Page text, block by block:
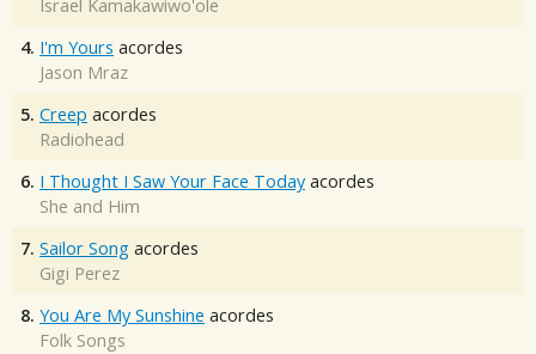
Israel Kamakawiwo'ole
4. I'm Yours acordes
Jason Mraz
5. Creep acordes
Radiohead
6. I Thought I Saw Your Face Today acordes
She and Him
7. Sailor Song acordes
Gigi Perez
8. You Are My Sunshine acordes
Folk Songs